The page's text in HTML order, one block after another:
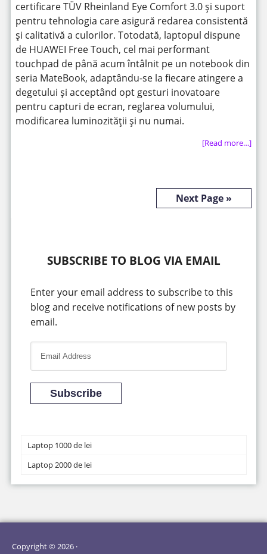
certificare TÜV Rheinland Eye Comfort 3.0 și suport
pentru tehnologia care asigură redarea consistentă
și calitativă a culorilor. Totodată, laptopul dispune
de HUAWEI Free Touch, cel mai performant
touchpad de până acum întâlnit pe un notebook din
seria MateBook, adaptându-se la fiecare atingere a
degetului și acceptând opt gesturi inovatoare
pentru capturi de ecran, reglarea volumului,
modificarea luminozității și nu numai.
[Read more…]
Next Page »
SUBSCRIBE TO BLOG VIA EMAIL
Enter your email address to subscribe to this
blog and receive notifications of new posts by
email.
l
d
r
e
Subscribe
Laptop 1000 de lei
Laptop 2000 de lei
Copyright © 2026 ·